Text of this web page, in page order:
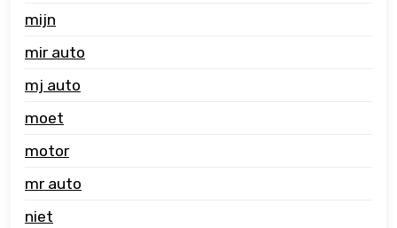
mijn
mir auto
mj auto
moet
motor
mr auto
niet